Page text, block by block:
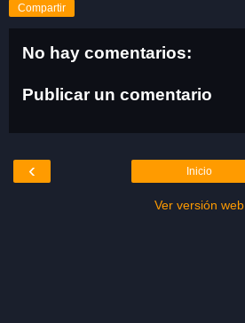
Compartir
No hay comentarios:
Publicar un comentario
‹ Inicio
Ver versión web